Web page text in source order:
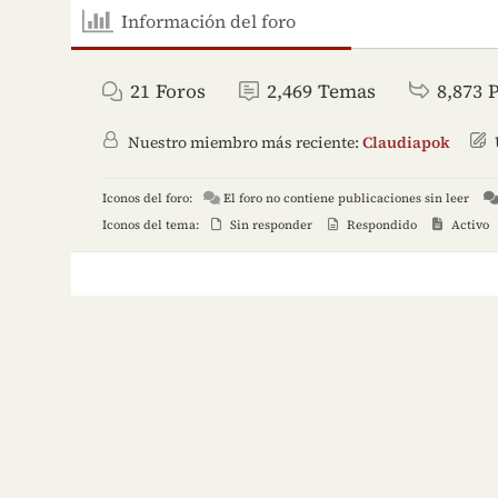
Información del foro
21 Foros 2,469 Temas 8,873
Nuestro miembro más reciente:Claudiapok
Iconos del foro: El foro no contiene publicaciones sin leer
Iconos del tema:
Sin responder Respondido Activo